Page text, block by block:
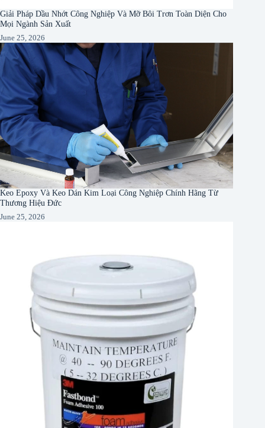
Giải Pháp Dầu Nhớt Công Nghiệp Và Mỡ Bôi Trơn Toàn Diện Cho
Mọi Ngành Sản Xuất
June 25, 2026
Keo Epoxy Và Keo Dán Kim Loại Công Nghiệp Chính Hãng Từ
Thương Hiệu Đức
June 25, 2026